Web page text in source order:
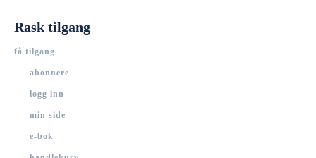
Rask tilgang
få tilgang
abonnere
logg inn
min side
e-bok